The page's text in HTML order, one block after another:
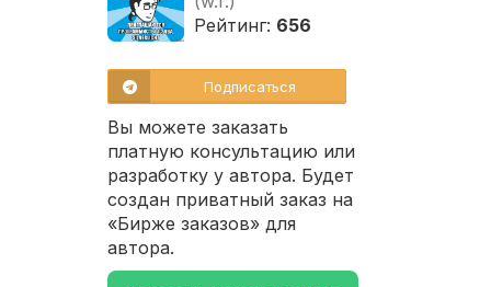
Рейтинг: 656
Подписаться
Вы можете заказать
платную консультацию или
разработку у автора. Будет
создан приватный заказ на
«Бирже заказов» для
автора.